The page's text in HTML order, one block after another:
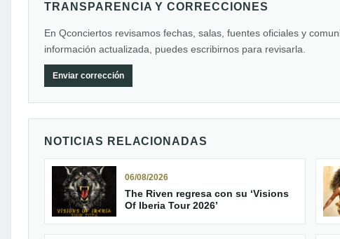
TRANSPARENCIA Y CORRECCIONES
En Qconciertos revisamos fechas, salas, fuentes oficiales y
información actualizada, puedes escribirnos para revisarla.
Enviar corrección
NOTICIAS RELACIONADAS
06/08/2026
The Riven regresa con su ‘Visions
Of Iberia Tour 2026’